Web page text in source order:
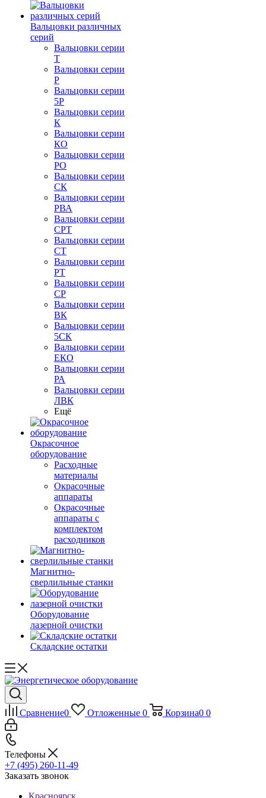
Вальцовки различных
серий
Вальцовки серии
Т
Вальцовки серии
Р
Вальцовки серии
5Р
Вальцовки серии
К
Вальцовки серии
КО
Вальцовки серии
РО
Вальцовки серии
СК
Вальцовки серии
РВА
Вальцовки серии
СРТ
Вальцовки серии
СТ
Вальцовки серии
РТ
Вальцовки серии
СР
Вальцовки серии
ВК
Вальцовки серии
5СК
Вальцовки серии
ЕКО
Вальцовки серии
РА
Вальцовки серии
ЛВК
Ещё
Окрасочное
оборудование
Расходные
материалы
Окрасочные
аппараты
Окрасочные
аппараты с
комплектом
расходников
Магнитно-
сверлильные станки
Оборудование
лазерной очистки
Складские остатки
Сравнение0 Отложенные 0 Корзина0 0
Телефоны
+7 (495) 260-11-49
Заказать звонок
Красноярск